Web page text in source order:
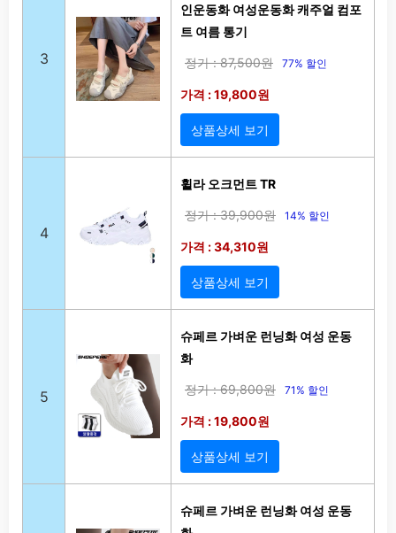
3
인운동화 여성운동화 캐주얼 컴포
트 여름 통기
정가 : 87,500원 77% 할인
가격 : 19,800원
상품상세 보기
4
휠라 오크먼트 TR
정가 : 39,900원 14% 할인
가격 : 34,310원
상품상세 보기
5
슈페르 가벼운 런닝화 여성 운동
화
정가 : 69,800원 71% 할인
가격 : 19,800원
상품상세 보기
슈페르 가벼운 런닝화 여성 운동